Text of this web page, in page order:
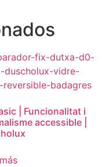
| Funcionalitat i
accessible |